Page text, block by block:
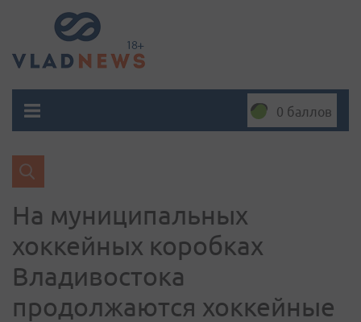
0 баллов
На муниципальных
хоккейных коробках
Владивостока
продолжаются хоккейные